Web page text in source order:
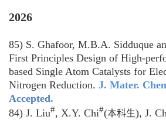
2026
85) S. Ghafoor, M.B.A. Sidduque
First Principles Design of High-
based Single Atom Catalysts for
Nitrogen Reduction. J. Mater.
Accepted.
84) J. Liu#, X.Y. Chi#(本科生), J.